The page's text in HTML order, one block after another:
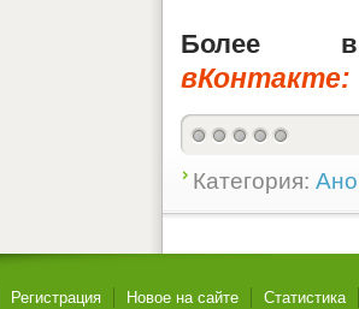
Более в
вКонтакте:
Категория:
Регистрация Новое на сайте Статистика